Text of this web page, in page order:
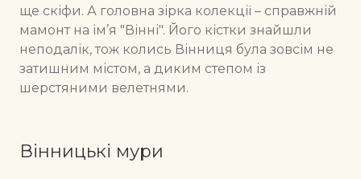
ще скіфи. А головна зірка колекції – справжній
мамонт на ім’я "Вінні". Його кістки знайшли
неподалік, тож колись Вінниця була зовсім не
затишним містом, а диким степом із
шерстяними велетнями.
Вінницькі мури